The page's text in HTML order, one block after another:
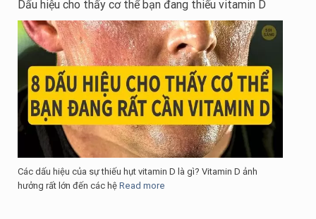
Dấu hiệu cho thấy cơ thể bạn đang thiếu vitamin D
Các dấu hiệu của sự thiếu hụt vitamin D là gì? Vitamin D ảnh
hưởng rất lớn đến các hệ Read more